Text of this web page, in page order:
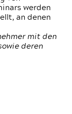
werden
an denen
mit den
deren